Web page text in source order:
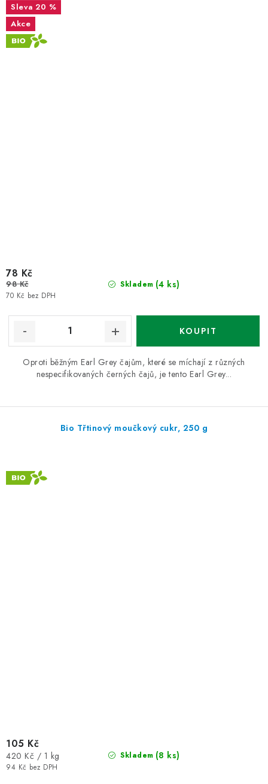
20 %
Akce
Skladem (4 ks)
70 Kč bez DPH
78 Kč
98 Kč
Oproti běžným Earl Grey čajům, které se míchají z různých
nespecifikovaných černých čajů, je tento Earl Grey...
Bio Třtinový moučkový cukr, 250 g
Skladem (8 ks)
94 Kč bez DPH
105 Kč
Měrná
cena:
420 Kč / 1 kg